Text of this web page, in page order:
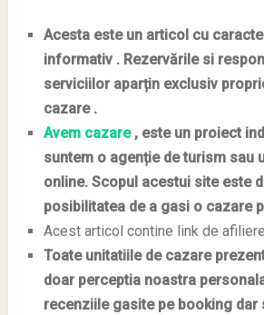
Acesta este un articol cu
informativ . Rezervările si
serviciilor aparțin exclusiv
cazare .
Avem cazare, este un proiect
suntem o agenție de turism sau
online. Scopul acestui site este
posibilitatea de a gasi o cazare
Acest articol contine link de afiliere
Toate unitatiile de cazare
doar perceptia noastra
recenziile gasite pe booking dar